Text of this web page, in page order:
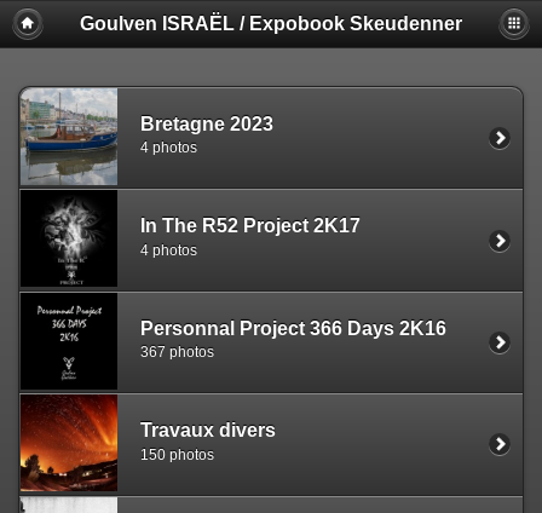
Goulven ISRAËL / Expobook Skeudenner
Bretagne 2023
4 photos
In The R52 Project 2K17
4 photos
Personnal Project 366 Days 2K16
367 photos
Travaux divers
150 photos